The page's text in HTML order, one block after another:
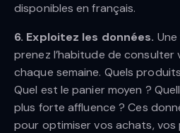
disponibles en français.
6. Exploitez les données.
prenez l’habitude de
chaque semaine. Quels
Quel est le panier moyen ?
plus forte affluence ? Ces
pour optimiser vos achats, vos